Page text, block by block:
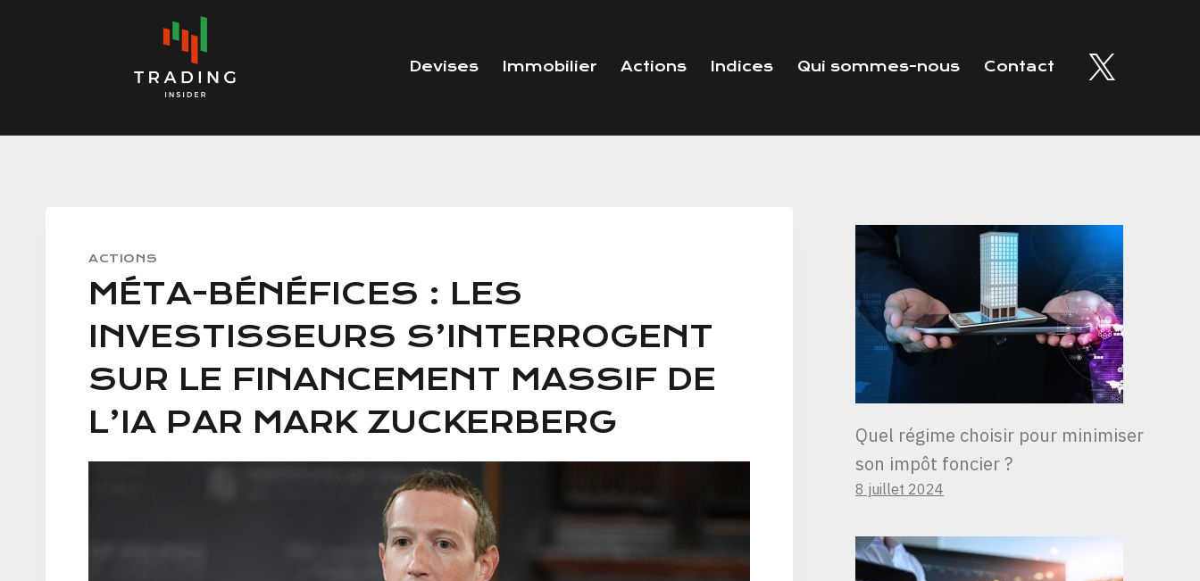
Devises Immobilier Actions Indices Qui sommes-nous Contact
ACTIONS
MÉTA-BÉNÉFICES : LES
INVESTISSEURS S’INTERROGENT
SUR LE FINANCEMENT MASSIF DE
L’IA PAR MARK ZUCKERBERG
Quel régime choisir pour minimiser
son impôt foncier ?
8 juillet 2024